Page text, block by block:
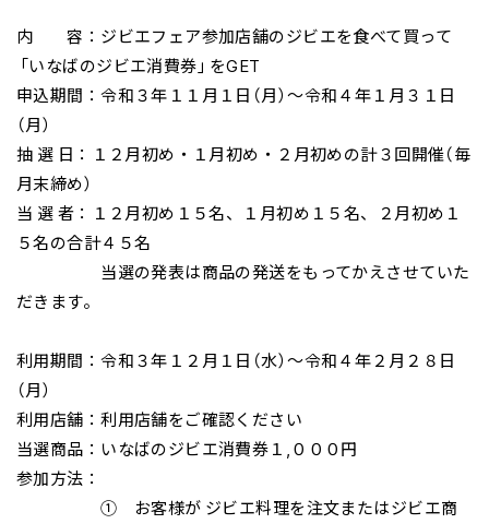
内 容：ジビエフェア参加店舗のジビエを食べて買って
「いなばのジビエ消費券」をGET
申込期間：令和３年１１月１日（月）～令和４年１月３１日
（月）
抽 選 日：１２月初め・１月初め・２月初めの計３回開催（毎
月末締め）
当 選 者：１２月初め１５名、１月初め１５名、２月初め１
５名の合計４５名
当選の発表は商品の発送をもってかえさせていた
だきます。
利用期間：令和３年１２月１日（水）～令和４年２月２８日
（月）
利用店舗：利用店舗をご確認ください
当選商品：いなばのジビエ消費券１,０００円
参加方法：
① お客様が ジビエ料理を注文またはジビエ商